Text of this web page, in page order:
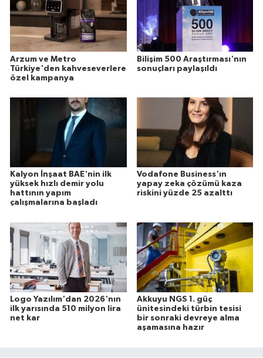
Arzum ve Metro
Türkiye'den kahveseverlere
özel kampanya
Bilişim 500 Araştırması'nın
sonuçları paylaşıldı
Kalyon İnşaat BAE'nin ilk
yüksek hızlı demir yolu
hattının yapım
çalışmalarına başladı
Vodafone Business'ın
yapay zeka çözümü kaza
riskini yüzde 25 azalttı
Logo Yazılım'dan 2026'nın
ilk yarısında 510 milyon lira
net kar
Akkuyu NGS 1. güç
ünitesindeki türbin tesisi
bir sonraki devreye alma
aşamasına hazır